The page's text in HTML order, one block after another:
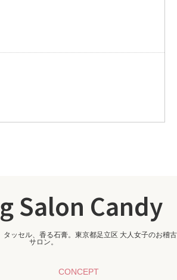
Salon Candy
タッセル、香る石膏。東京都足立区 大人女子のお稽古
サロン。
CONCEPT